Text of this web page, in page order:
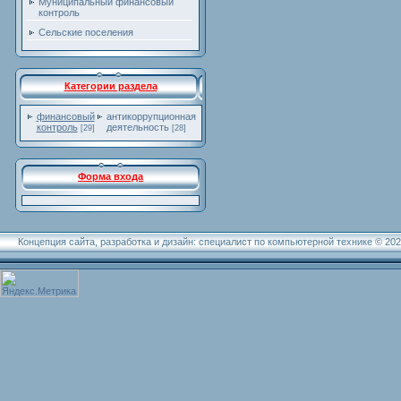
контроль
Сельские поселения
Категории раздела
финансовый
контроль [29]
антикоррупционная
деятельность [28]
Форма входа
Концепция сайта, разработка и дизайн: специалист по компьютерной технике ©